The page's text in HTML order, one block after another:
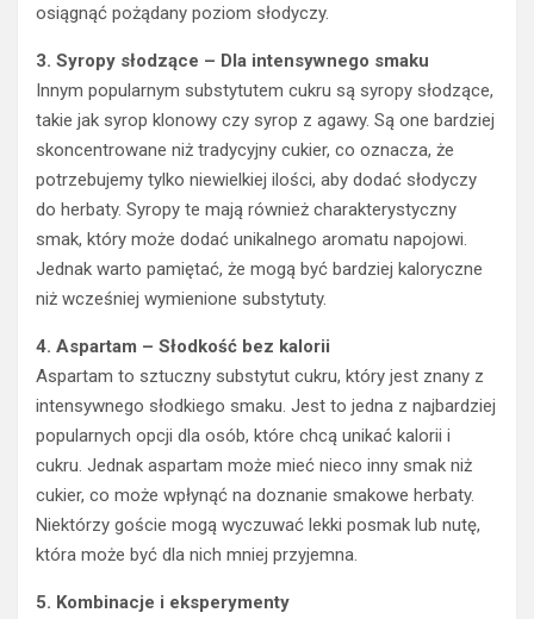
osiągnąć pożądany poziom słodyczy.
3. Syropy słodzące – Dla intensywnego smaku
Innym popularnym substytutem cukru są syropy słodzące,
takie jak syrop klonowy czy syrop z agawy. Są one bardziej
skoncentrowane niż tradycyjny cukier, co oznacza, że
potrzebujemy tylko niewielkiej ilości, aby dodać słodyczy
do herbaty. Syropy te mają również charakterystyczny
smak, który może dodać unikalnego aromatu napojowi.
Jednak warto pamiętać, że mogą być bardziej kaloryczne
niż wcześniej wymienione substytuty.
4. Aspartam – Słodkość bez kalorii
Aspartam to sztuczny substytut cukru, który jest znany z
intensywnego słodkiego smaku. Jest to jedna z najbardziej
popularnych opcji dla osób, które chcą unikać kalorii i
cukru. Jednak aspartam może mieć nieco inny smak niż
cukier, co może wpłynąć na doznanie smakowe herbaty.
Niektórzy goście mogą wyczuwać lekki posmak lub nutę,
która może być dla nich mniej przyjemna.
5. Kombinacje i eksperymenty